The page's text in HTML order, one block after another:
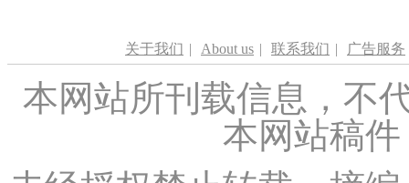
关于我们 | About us | 联系我们 | 广告服务
本网站所刊载信息，不
本网站稿